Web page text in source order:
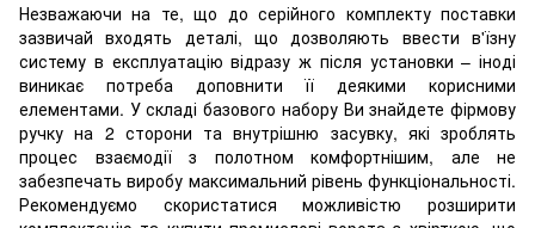
Незважаючи на те, що до серійного комплекту поставки
зазвичай входять деталі, що дозволяють ввести в'їзну
систему в експлуатацію відразу ж після установки – іноді
виникає потреба доповнити її деякими корисними
елементами. У складі базового набору Ви знайдете фірмову
ручку на 2 сторони та внутрішню засувку, які зроблять
процес взаємодії з полотном комфортнішим, але не
забезпечать виробу максимальний рівень функціональності.
Рекомендуємо скористатися можливістю розширити